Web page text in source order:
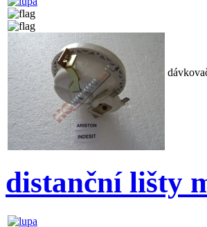
distanční lišty